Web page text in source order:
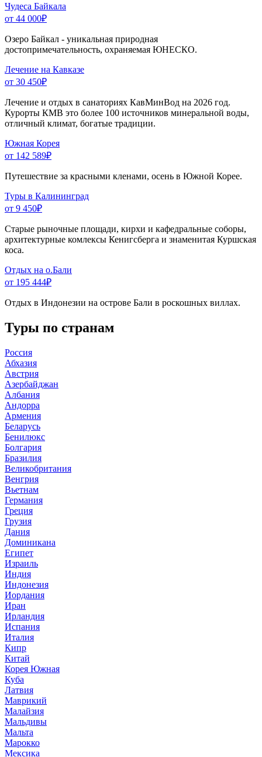
Чудеса Байкала
от 44 000₽
Озеро Байкал - уникальная природная
достопримечательность, охраняемая ЮНЕСКО.
Лечение на Кавказе
от 30 450₽
Лечение и отдых в санаториях КавМинВод на 2026 год.
Курорты КМВ это более 100 источников минеральной воды,
отличный климат, богатые традиции.
Южная Корея
от 142 589₽
Путешествие за красными кленами, осень в Южной Корее.
Туры в Калининград
от 9 450₽
Старые рыночные площади, кирхи и кафедральные соборы,
архитектурные комлексы Кенигсберга и знаменитая Куршская
коса.
Отдых на о.Бали
от 195 444₽
Отдых в Индонезии на острове Бали в роскошных виллах.
Туры по странам
Россия
Абхазия
Австрия
Азербайджан
Албания
Андорра
Армения
Беларусь
Бенилюкс
Болгария
Бразилия
Великобритания
Венгрия
Вьетнам
Германия
Греция
Грузия
Дания
Доминикана
Египет
Израиль
Индия
Индонезия
Иордания
Иран
Ирландия
Испания
Италия
Кипр
Китай
Корея Южная
Куба
Латвия
Маврикий
Малайзия
Мальдивы
Мальта
Марокко
Мексика